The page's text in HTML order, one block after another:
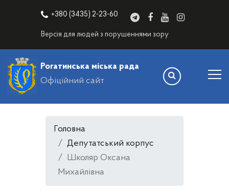
+380 (3435) 2-23-60
Версія для людей з порушеннями зору
Рогатинська міська рада
Офіційний сайт
Головна
Депутатський корпус
Школяр Оксана
Михайлівна